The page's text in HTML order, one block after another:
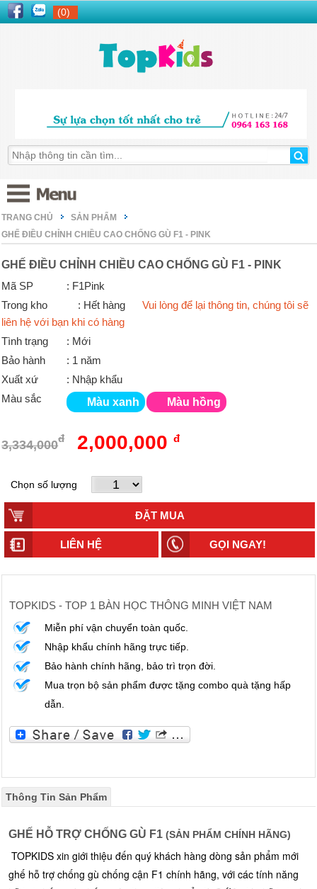
(0)
TRANG CHỦ
SẢN PHẨM
GHẾ ĐIỀU CHỈNH CHIỀU CAO CHỐNG GÙ F1 - PINK
GHẾ ĐIỀU CHỈNH CHIỀU CAO CHỐNG GÙ F1 - PINK
Mã SP
: F1Pink
Trong kho
: Hết hàng
Vui lòng để lại thông tin, chúng tôi sẽ
liên hệ với bạn khi có hàng
Tình trạng
: Mới
Bảo hành
: 1 năm
Xuất xứ
: Nhập khẩu
Màu sắc
Màu xanh Màu hồng
3,334,000đ 2,000,000 đ
Chọn số lượng
LIÊN HỆ GỌI NGAY!
TOPKIDS - TOP 1 BÀN HỌC THÔNG MINH VIỆT NAM
Miễn phí vận chuyển toàn quốc.
Nhập khẩu chính hãng trực tiếp.
Bảo hành chính hãng, bảo trì trọn đời.
Mua trọn bộ sản phẩm được tặng combo quà tặng hấp
dẫn.
Thông Tin Sản Phẩm
GHẾ HỖ TRỢ CHỐNG GÙ F1(SẢN PHẨM CHÍNH HÃNG)
TOPKIDS xin giới thiệu đến quý khách hàng dòng sản phẩm mới
ghế hỗ trợchống gù chống cận F1 chính hãng, với các tính năng